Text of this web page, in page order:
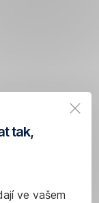
tak,
ve vašem